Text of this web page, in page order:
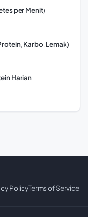
per Menit)
Karbo, Lemak)
Harian
PolicyTerms of Service